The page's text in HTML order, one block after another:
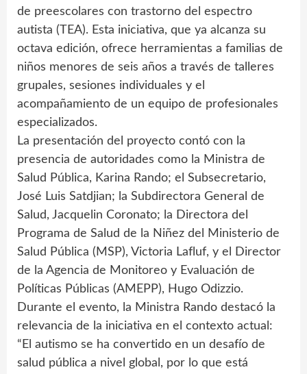
de preescolares con trastorno del espectro
autista (TEA). Esta iniciativa, que ya alcanza su
octava edición, ofrece herramientas a familias de
niños menores de seis años a través de talleres
grupales, sesiones individuales y el
acompañamiento de un equipo de profesionales
especializados.
La presentación del proyecto contó con la
presencia de autoridades como la Ministra de
Salud Pública, Karina Rando; el Subsecretario,
José Luis Satdjian; la Subdirectora General de
Salud, Jacquelin Coronato; la Directora del
Programa de Salud de la Niñez del Ministerio de
Salud Pública (MSP), Victoria Lafluf, y el Director
de la Agencia de Monitoreo y Evaluación de
Políticas Públicas (AMEPP), Hugo Odizzio.
Durante el evento, la Ministra Rando destacó la
relevancia de la iniciativa en el contexto actual:
“El autismo se ha convertido en un desafío de
salud pública a nivel global, por lo que está